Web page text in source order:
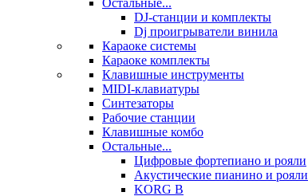
Остальные...
DJ-станции и комплекты
Dj проигрыватели винила
Караоке системы
Караоке комплекты
Клавишные инструменты
MIDI-клавиатуры
Синтезаторы
Рабочие станции
Клавишные комбо
Остальные...
Цифровые фортепиано и рояли
Акустические пианино и рояли
KORG B